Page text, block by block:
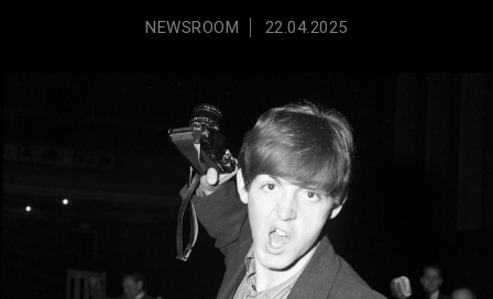
NEWSROOM 22.04.2025